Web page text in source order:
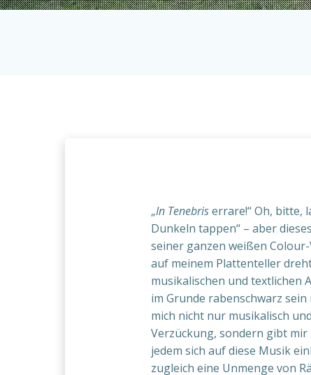
„In Tenebriserrare!“ Oh, bitte,
Dunkeln tappen“ – aber
seiner ganzen weißen
auf meinem Plattenteller
musikalischen und textlichen
im Grunde rabenschwarz
mich nicht nur musikalisch
Verzückung, sondern gibt
jedem sich auf diese Musik
zugleich eine Unmenge von